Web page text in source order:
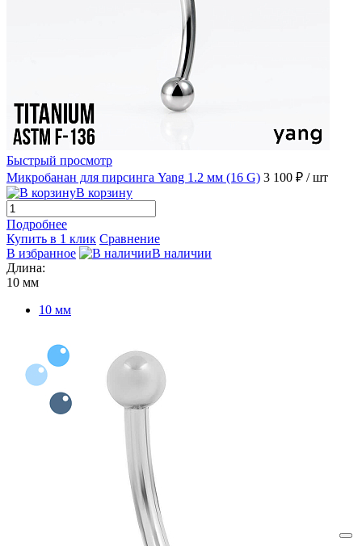
Быстрый просмотр
Микробанан для пирсинга Yang 1.2 мм (16 G) 3 100 ₽ / шт
В корзину
Подробнее
Купить в 1 клик Сравнение
В избранное
В наличии
Длина:
10 мм
10 мм